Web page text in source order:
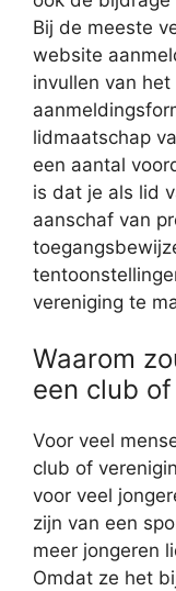
Bij de meeste
website
invullen van
lidmaatschap
een aantal
is dat je als lid
aanschaf van
vereniging te
Waarom
een club
Voor veel
club of
voor veel
zijn van een
meer jongeren
Omdat ze het